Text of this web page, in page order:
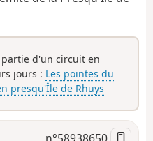
d'un circuit en
jours : Les pointes du
presqu'Île de Rhuys
n°58938650